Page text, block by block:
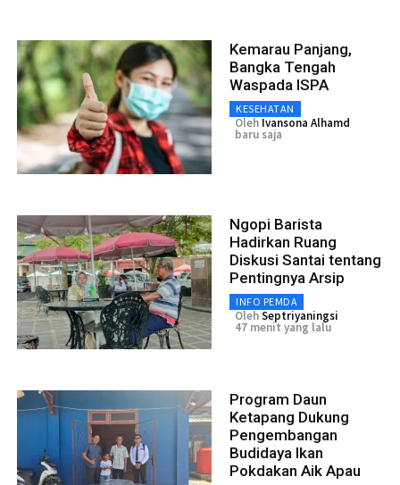
Kemarau Panjang,
Bangka Tengah
Waspada ISPA
KESEHATAN
Oleh Ivansona Alhamd
baru saja
Ngopi Barista
Hadirkan Ruang
Diskusi Santai tentang
Pentingnya Arsip
INFO PEMDA
OlehSeptriyaningsi
47 menit yang lalu
Program Daun
Ketapang Dukung
Pengembangan
Budidaya Ikan
Pokdakan Aik Apau